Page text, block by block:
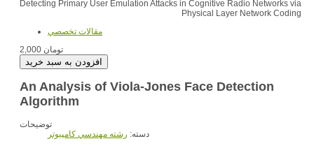
Detecting Primary User Emulation Attacks in Cognitive Radio Networks via
Physical Layer Network Coding
مقالات تخصصي
2,000 تومان
An Analysis of Viola-Jones Face Detection
Algorithm
توضیحات
دسته: رشته مهندسي کامپيوتر